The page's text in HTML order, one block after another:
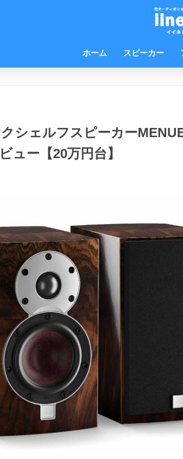
ホーム スピーカー
シェルフスピーカー
ュー【20万円台】